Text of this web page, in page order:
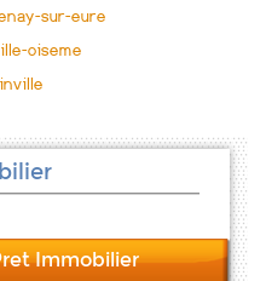
sur-eure
oiseme
Immobilier